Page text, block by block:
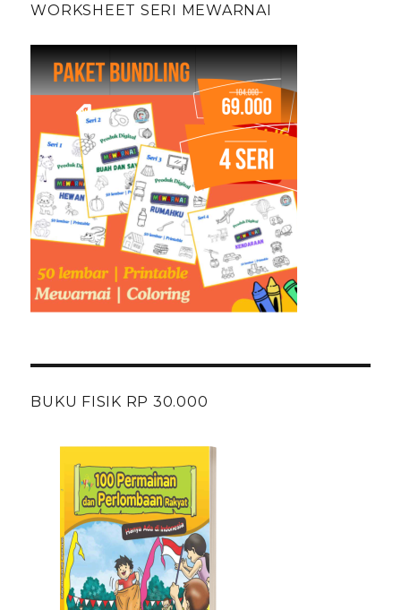
WORKSHEET SERI MEWARNAI
BUKU FISIK RP 30.000